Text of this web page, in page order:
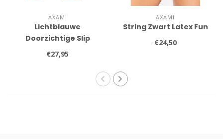
AXAMI
Lichtblauwe
Doorzichtige Slip
€27,95
AXAMI
String Zwart Latex Fun
€24,50